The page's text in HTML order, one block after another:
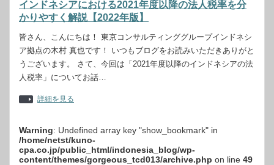
インドネシアにおける2021年度以降の法人税率を分
かりやすく解説【2022年版】
皆さん、こんにちは！ 東京コンサルティンググループインドネシ
ア拠点の木村 真也です！ いつもブログをお読みいただきありがと
うございます。 さて、今回は「2021年度以降のインドネシアの法
人税率」についてお話…
詳細を見る
Warning: Undefined array key "show_bookmark" in
/home/netst/kuno-
cpa.co.jp/public_html/indonesia_blog/wp-
content/themes/gorgeous_tcd013/archive.php on line 49